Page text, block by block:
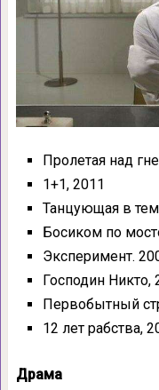
Пролетая над
1+1, 2011
Танцующая в
Босиком по
Эксперимент.
Господин Никто,
Первобытный
12 лет рабства,
Драма